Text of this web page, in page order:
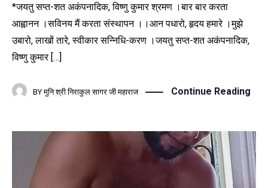
*जयतु सप्त-शत अकंपनादिक, विष्णु कुमार श्रमण ।बार बार करता
आह्वानन ।सविनय मैं करता संस्थापन ।।आन पधारो, हृदय हमारे ।मुझे
उबारो, लाखों तारे, स्वीकार सन्निधि-करण ।जयतु सप्त-शत अकंपनादिक,
विष्णु कुमार […]
BY मुनि श्री निराकुल सागर जी महाराज Continue Reading